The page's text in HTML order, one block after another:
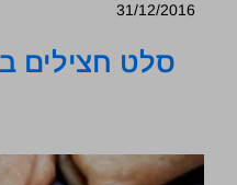
31/12/2016
סלט חצילים